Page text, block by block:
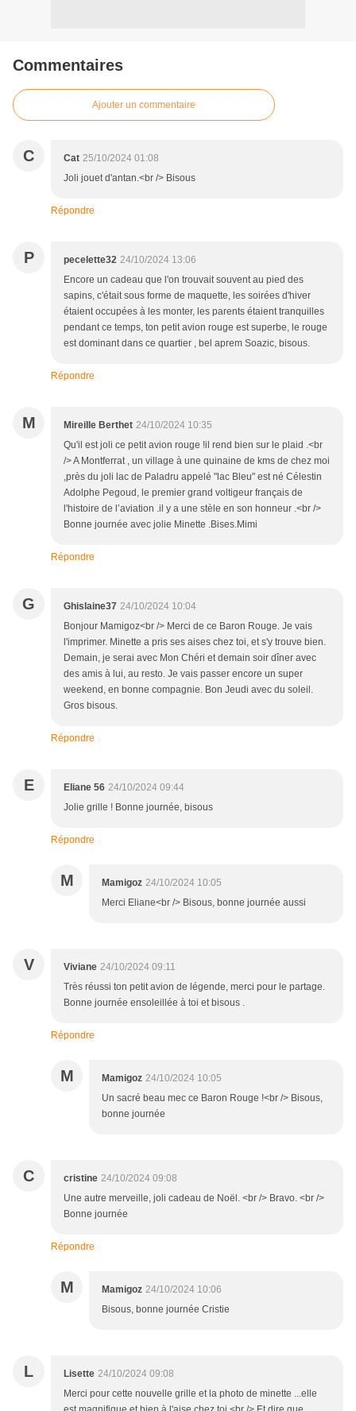
Commentaires
Ajouter un commentaire
C Cat 25/10/2024 01:08
Joli jouet d'antan.<br /> Bisous
Répondre
P pecelette32 24/10/2024 13:06
Encore un cadeau que l'on trouvait souvent au pied des
sapins, c'était sous forme de maquette, les soirées d'hiver
étaient occupées à les monter, les parents étaient tranquilles
pendant ce temps, ton petit avion rouge est superbe, le rouge
est dominant dans ce quartier , bel aprem Soazic, bisous.
Répondre
M Mireille Berthet 24/10/2024 10:35
Qu'il est joli ce petit avion rouge !il rend bien sur le plaid .<br
/> A Montferrat , un village à une quinaine de kms de chez moi
,près du joli lac de Paladru appelé "lac Bleu" est né Célestin
Adolphe Pegoud, le premier grand voltigeur français de
l'histoire de l’aviation .il y a une stèle en son honneur .<br />
Bonne journée avec jolie Minette .Bises.Mimi
Répondre
G Ghislaine37 24/10/2024 10:04
Bonjour Mamigoz<br /> Merci de ce Baron Rouge. Je vais
l'imprimer. Minette a pris ses aises chez toi, et s'y trouve bien.
Demain, je serai avec Mon Chéri et demain soir dîner avec
des amis à lui, au resto. Je vais passer encore un super
weekend, en bonne compagnie. Bon Jeudi avec du soleil.
Gros bisous.
Répondre
E Eliane 56 24/10/2024 09:44
Jolie grille ! Bonne journée, bisous
Répondre
M Mamigoz 24/10/2024 10:05
Merci Eliane<br /> Bisous, bonne journée aussi
V Viviane 24/10/2024 09:11
Très réussi ton petit avion de légende, merci pour le partage.
Bonne journée ensoleillée à toi et bisous .
Répondre
M Mamigoz 24/10/2024 10:05
Un sacré beau mec ce Baron Rouge !<br /> Bisous,
bonne journée
C cristine 24/10/2024 09:08
Une autre merveille, joli cadeau de Noël. <br /> Bravo. <br />
Bonne journée
Répondre
M Mamigoz 24/10/2024 10:06
Bisous, bonne journée Cristie
L Lisette 24/10/2024 09:08
Merci pour cette nouvelle grille et la photo de minette ...elle